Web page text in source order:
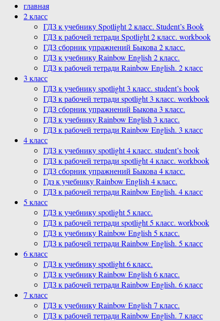
главная
2 класс
ГДЗ к учебнику Spotlight 2 класс. Student’s Book
ГДЗ к рабочей тетради Spotlight 2 класс. workbook
ГДЗ сборник упражнений Быкова 2 класс.
ГДЗ к учебнику Rainbow English 2 класс.
ГДЗ к рабочей тетради Rainbow English. 2 класс
3 класс
ГДЗ к учебнику spotlight 3 класс. student’s book
ГДЗ к рабочей тетради spotlight 3 класс. workbook
ГДЗ сборник упражнений Быкова 3 класс.
ГДЗ к учебнику Rainbow English 3 класс.
ГДЗ к рабочей тетради Rainbow English. 3 класс
4 класс
ГДЗ к учебнику spotlight 4 класс. student’s book
ГДЗ к рабочей тетради spotlight 4 класс. workbook
ГДЗ сборник упражнений Быкова 4 класс.
Гдз к учебнику Rainbow English 4 класс.
ГДЗ к рабочей тетради Rainbow English. 4 класс
5 класс
ГДЗ к учебнику spotlight 5 класс.
ГДЗ к рабочей тетради spotlight 5 класс. workbook
ГДЗ к учебнику Rainbow English 5 класс.
ГДЗ к рабочей тетради Rainbow English. 5 класс
6 класс
ГДЗ к учебнику spotlight 6 класс.
ГДЗ к учебнику Rainbow English 6 класс.
ГДЗ к рабочей тетради Rainbow English. 6 класс
7 класс
ГДЗ к учебнику Rainbow English 7 класс.
ГДЗ к рабочей тетради Rainbow English. 7 класс